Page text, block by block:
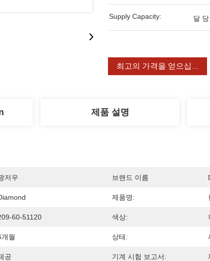
Supply Capacity: 달
최고의 가격을 얻으십시오
제품 설명
저우 브랜드 이름
제품명:
60-51120 색상:
개월 상태:
공 기계 시험 보고서: